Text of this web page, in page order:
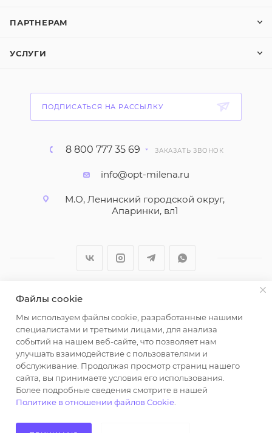
ПАРТНЕРАМ
УСЛУГИ
ПОДПИСАТЬСЯ НА РАССЫЛКУ
8 800 777 35 69 ЗАКАЗАТЬ ЗВОНОК
info@opt-milena.ru
М.О, Ленинский городской округ,
Апаринки, вл1
2026 © ООО "Вайт Текстиль групп"
Любая информация на сайте носит справочный
характер и не является публичной офертой
определяемой положениями пункта 2 статьи 437
Гражданского кодекса Российской Федерации.
Использование любых материалов, опубликованных
на https://opt-milena.ru, допустимо только при
наличии письменного разрешения редакции и
активной ссылки на https://opt-milena.ru
Файлы cookie
Мы используем файлы cookie, разработанные нашими
специалистами и третьими лицами, для анализа
событий на нашем веб-сайте, что позволяет нам
улучшать взаимодействие с пользователями и
обслуживание. Продолжая просмотр страниц нашего
сайта, вы принимаете условия его использования.
Более подробные сведения смотрите в нашей
Политике в отношении файлов Cookie